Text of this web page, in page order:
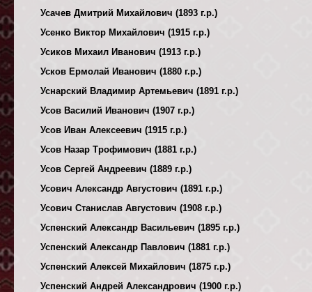
Усачев Дмитрий Михайлович (1893 г.р.)
Усенко Виктор Михайлович (1915 г.р.)
Усиков Михаил Иванович (1913 г.р.)
Усков Ермолай Иванович (1880 г.р.)
Уснарский Владимир Артемьевич (1891 г.р.)
Усов Василий Иванович (1907 г.р.)
Усов Иван Алексеевич (1915 г.р.)
Усов Назар Трофимович (1881 г.р.)
Усов Сергей Андреевич (1889 г.р.)
Усович Александр Августович (1891 г.р.)
Усович Станислав Августович (1908 г.р.)
Успенский Александр Васильевич (1895 г.р.)
Успенский Александр Павлович (1881 г.р.)
Успенский Алексей Михайлович (1875 г.р.)
Успенский Андрей Александрович (1900 г.р.)